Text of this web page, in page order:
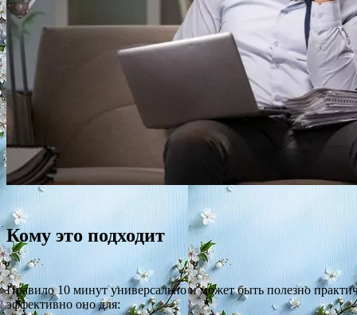
Кому это подходит
Правило 10 минут универсально и может быть полезно
эффективно оно для: